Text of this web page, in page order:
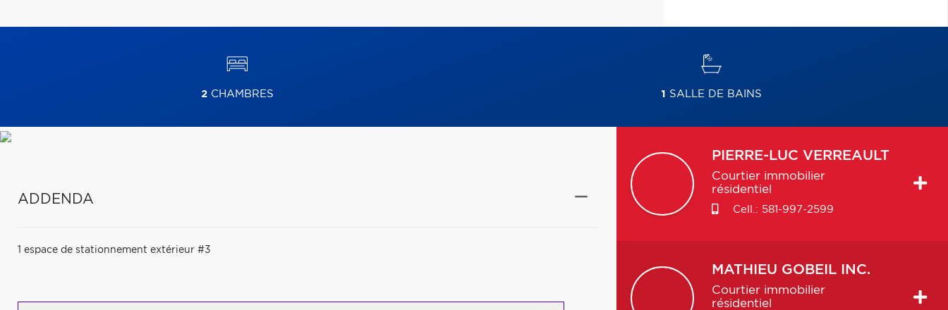
2CHAMBRES 1 SALLE DE BAINS
ADDENDA
1 espace de stationnement extérieur #3
PIERRE-LUC VERREAULT
Courtier immobilier
résidentiel
Cell.: 581-997-2599
MATHIEU GOBEIL INC.
Courtier immobilier
résidentiel